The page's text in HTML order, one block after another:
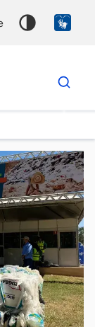
Dados
para
chave